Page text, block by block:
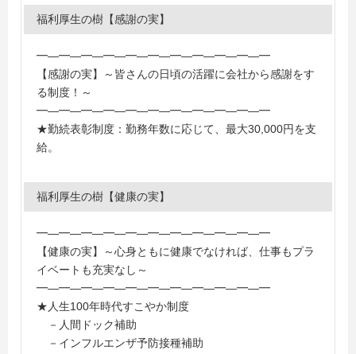
福利厚生の樹【感謝の実】
━―━―━―━―━―━―━―━―━―━―━
【感謝の実】～皆さんの日頃の活躍に会社から感謝をす
る制度！～
━―━―━―━―━―━―━―━―━―━―━
★勤続表彰制度：勤務年数に応じて、最大30,000円を支
給。
福利厚生の樹【健康の実】
━―━―━―━―━―━―━―━―━―━―━
【健康の実】～心身ともに健康でなければ、仕事もプラ
イベートも充実なし～
━―━―━―━―━―━―━―━―━―━―━
★人生100年時代すこやか制度
－人間ドック補助
－インフルエンザ予防接種補助